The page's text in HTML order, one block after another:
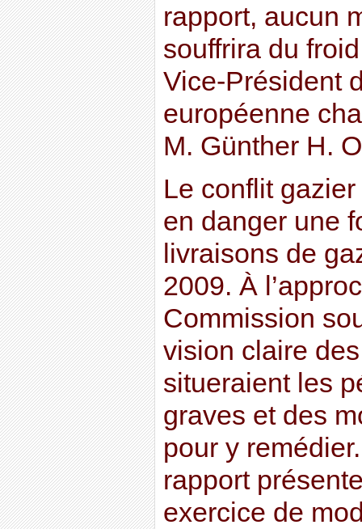
rapport, aucun
souffrira du
Vice-Président
européenne
M. Günther H.
Le conflit
en danger une
livraisons de
2009. À
Commission
vision claire
situeraient les
graves et des
pour y
rapport
exercice de